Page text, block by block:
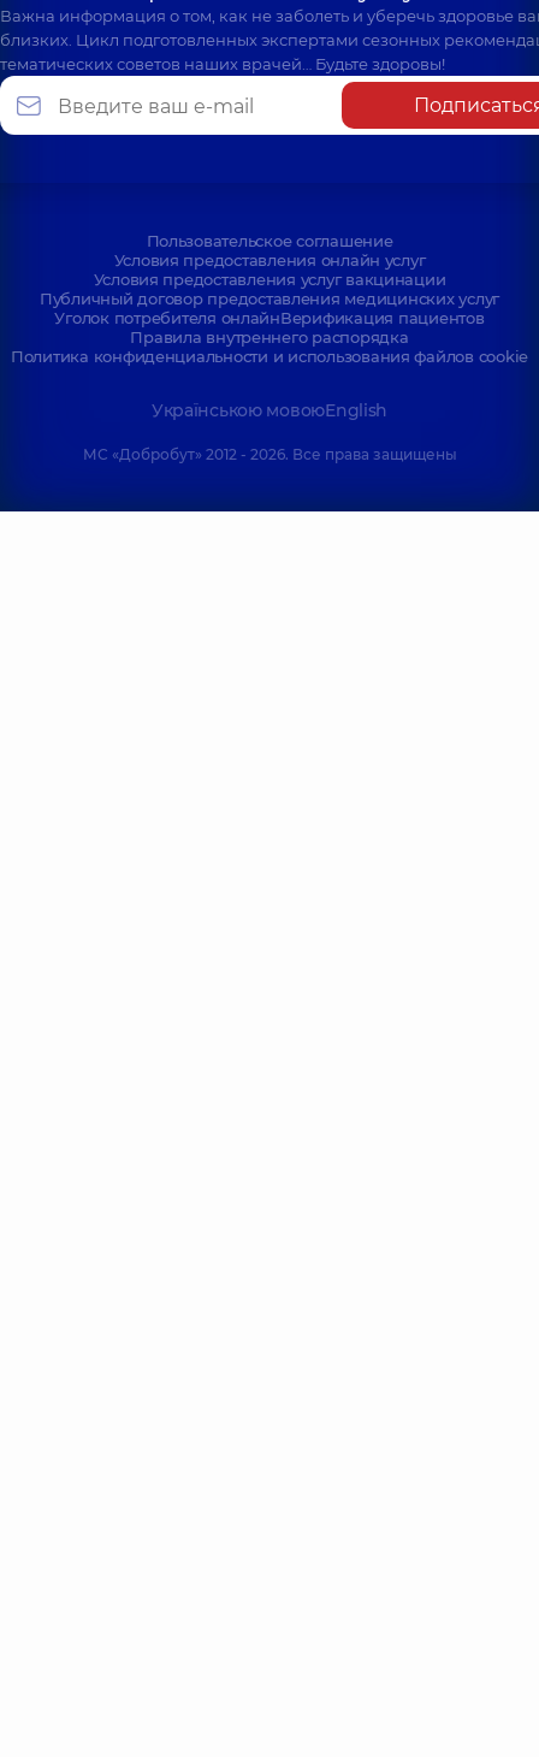
Важна информация о том, как не заболеть и уберечь здоровье
близких. Цикл подготовленных экспертами сезонных
тематических советов наших врачей… Будьте здоровы!
Пользовательское соглашение
Условия предоставления онлайн услуг
Условия предоставления услуг вакцинации
Публичный договор предоставления медицинских услуг
Уголок потребителя онлайнВерификация пациентов
Правила внутреннего распорядка
Политика конфиденциальности и использования файлов cookie
Українською мовоюEnglish
МС «Добробут» 2012 - 2026. Все права защищены